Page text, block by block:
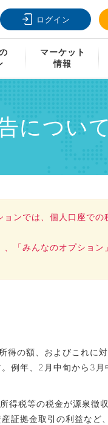
ログイン
マーケット
情報
について
ンでは、個人口座での
「みんなのオプション
得の額、およびこれに
例年、2月中旬から3月
税等の税金が源泉徴
証拠金取引の利益など